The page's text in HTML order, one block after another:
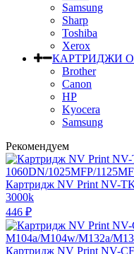
Samsung
Sharp
Toshiba
Xerox
КАРТРИДЖИ
Brother
Canon
HP
Kyocera
Samsung
Рекомендуем
Картридж NV Print NV-
3000k
446 ₽
Картридж NV Print NV-